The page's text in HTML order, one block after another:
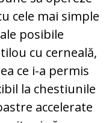
cele mai simple
posibile
cu cerneală,
ce i-a permis
la chestiunile
accelerate